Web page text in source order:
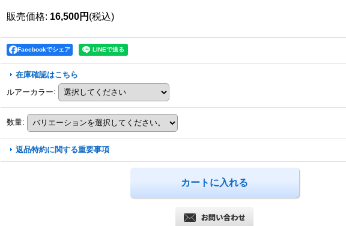
販売価格: 16,500円 (税込)
Facebookでシェア
在庫確認はこちら
ルアーカラー:
数量:
返品特約に関する重要事項